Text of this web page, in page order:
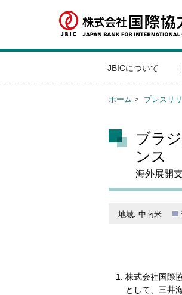
JBICについて
ホーム プレスリ
ブラ
ンス
海外展開
地域: 中南米
株式会社国際
として、三井